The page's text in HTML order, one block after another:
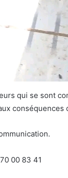
qui se sont
00 83 41